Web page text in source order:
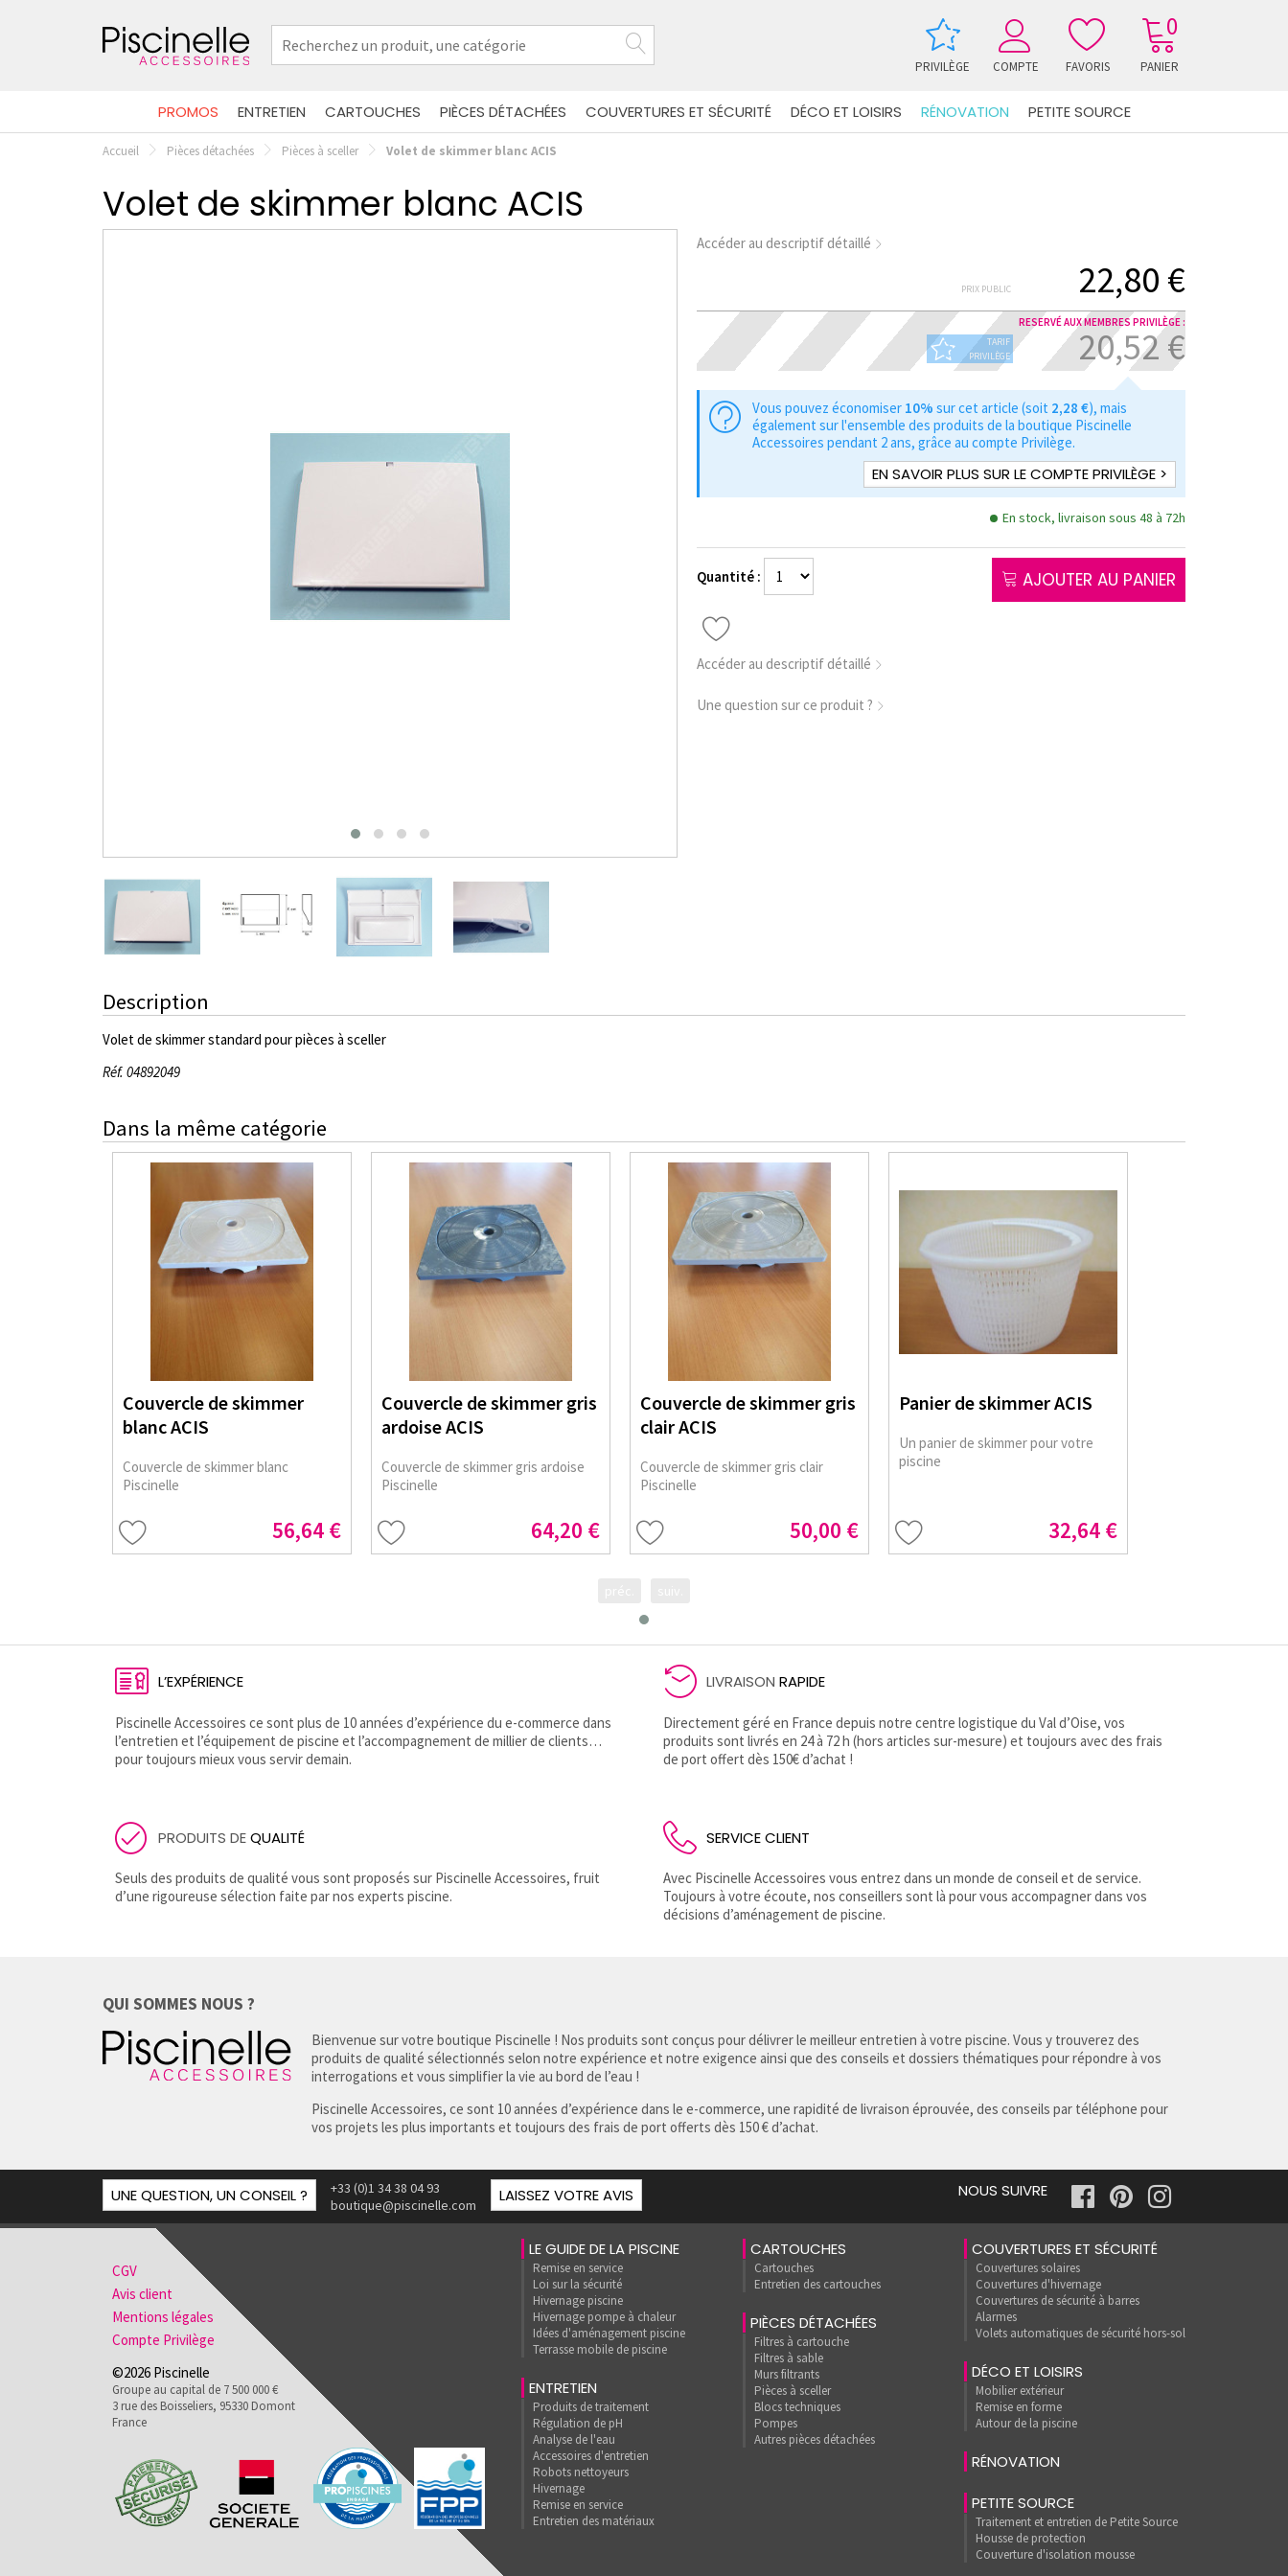
PRIVILÈGE COMPTE FAVORIS
0
PANIER
PROMOS ENTRETIEN CARTOUCHES PIÈCES DÉTACHÉES COUVERTURES ET SÉCURITÉ DÉCO ET LOISIRS RÉNOVATION PETITE SOURCE
Accueil Pièces détachées Pièces à sceller Volet de skimmer blanc ACIS
Volet de skimmer blanc ACIS
Accéder au descriptif détaillé
PRIX PUBLIC 22,80 €
RESERVÉ AUX MEMBRES PRIVILÈGE :
TARIF
PRIVILÈGE
20,52 €
Vous pouvez économiser 10% sur cet article (soit 2,28 €), mais
également sur l'ensemble des produits de la boutique Piscinelle
Accessoires pendant 2 ans, grâce au compte Privilège.
EN SAVOIR PLUS SUR LE COMPTE PRIVILÈGE >
En stock, livraison sous 48 à 72h
Quantité : AJOUTER AU PANIER
Accéder au descriptif détaillé
Une question sur ce produit ?
Description
Volet de skimmer standard pour pièces à sceller
Réf. 04892049
Dans la même catégorie
Couvercle de skimmer
blanc ACIS
Couvercle de skimmer blanc
Piscinelle
56,64 €
Couvercle de skimmer gris
ardoise ACIS
Couvercle de skimmer gris ardoise
Piscinelle
64,20 €
Couvercle de skimmer gris
clair ACIS
Couvercle de skimmer gris clair
Piscinelle
50,00 €
Panier de skimmer ACIS
Un panier de skimmer pour votre
piscine
32,64 €
L’EXPÉRIENCE
Piscinelle Accessoires ce sont plus de 10 années d’expérience du e-commerce dans
l’entretien et l’équipement de piscine et l’accompagnement de millier de clients…
pour toujours mieux vous servir demain.
LIVRAISON RAPIDE
Directement géré en France depuis notre centre logistique du Val d’Oise, vos
produits sont livrés en 24 à 72 h (hors articles sur-mesure) et toujours avec des frais
de port offert dès 150€ d’achat !
PRODUITS DEQUALITÉ
Seuls des produits de qualité vous sont proposés sur Piscinelle Accessoires, fruit
d’une rigoureuse sélection faite par nos experts piscine.
SERVICE CLIENT
Avec Piscinelle Accessoires vous entrez dans un monde de conseil et de service.
Toujours à votre écoute, nos conseillers sont là pour vous accompagner dans vos
décisions d’aménagement de piscine.
QUI SOMMES NOUS ?
Bienvenue sur votre boutique Piscinelle ! Nos produits sont conçus pour délivrer le meilleur entretien à votre piscine. Vous y trouverez des
produits de qualité sélectionnés selon notre expérience et notre exigence ainsi que des conseils et dossiers thématiques pour répondre à vos
interrogations et vous simplifier la vie au bord de l’eau !
Piscinelle Accessoires, ce sont 10 années d’expérience dans le e-commerce, une rapidité de livraison éprouvée, des conseils par téléphone pour
vos projets les plus importants et toujours des frais de port offerts dès 150 € d’achat.
UNE QUESTION, UN CONSEIL ?
+33 (0)1 34 38 04 93
boutique@piscinelle.com
LAISSEZ VOTRE AVIS NOUS SUIVRE
LE GUIDE DE LA PISCINE
Remise en service
Loi sur la sécurité
Hivernage piscine
Hivernage pompe à chaleur
Idées d'aménagement piscine
Terrasse mobile de piscine
ENTRETIEN
Produits de traitement
Régulation de pH
Analyse de l'eau
Accessoires d'entretien
Robots nettoyeurs
Hivernage
Remise en service
Entretien des matériaux
CARTOUCHES
Cartouches
Entretien des cartouches
PIÈCES DÉTACHÉES
Filtres à cartouche
Filtres à sable
Murs filtrants
Pièces à sceller
Blocs techniques
Pompes
Autres pièces détachées
COUVERTURES ET SÉCURITÉ
Couvertures solaires
Couvertures d'hivernage
Couvertures de sécurité à barres
Alarmes
Volets automatiques de sécurité hors-sol
DÉCO ET LOISIRS
Mobilier extérieur
Remise en forme
Autour de la piscine
RÉNOVATION
PETITE SOURCE
Traitement et entretien de Petite Source
Housse de protection
Couverture d'isolation mousse
CGV
Avis client
Mentions légales
Compte Privilège
©2026 Piscinelle
Groupe au capital de 7 500 000 €
3 rue des Boisseliers, 95330 Domont
France